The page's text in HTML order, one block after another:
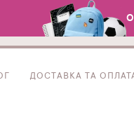
ДОСТАВКА ТА